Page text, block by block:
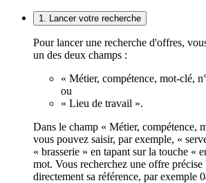
1. Lancer votre recherche
Pour lancer une recherche d'offres,
un des deux champs :
« Métier, compétence, mot-clé,
ou
« Lieu de travail ».
Dans le champ « Métier, compétence,
vous pouvez saisir, par exemple, «
« brasserie » en tapant sur la touche «
mot. Vous recherchez une offre précise
directement sa référence, par exemple